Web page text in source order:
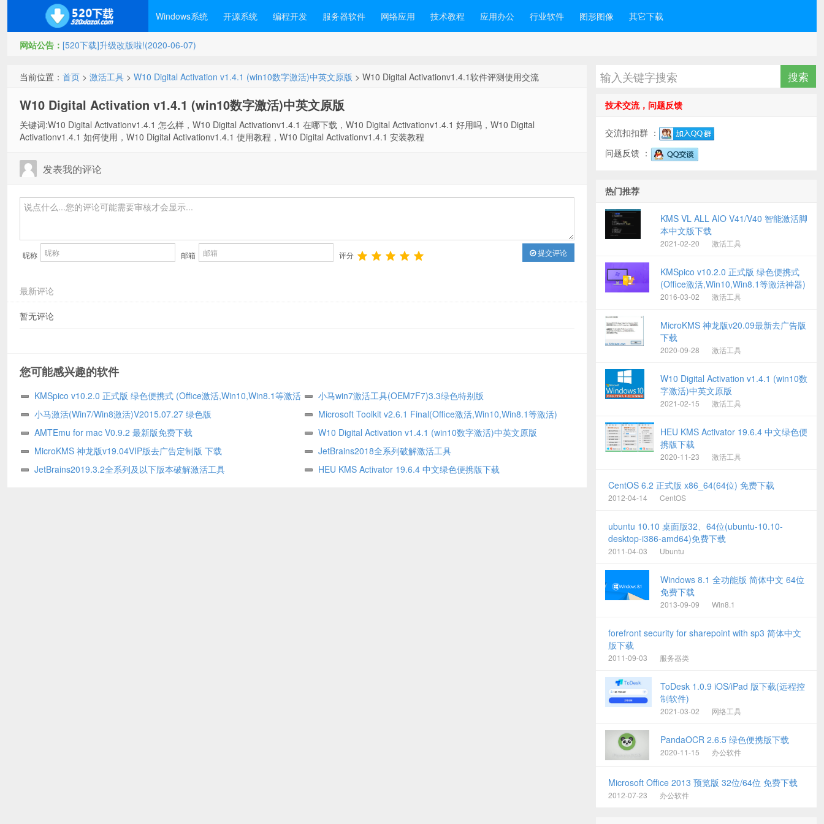
Windows系统 开源系统 编程开发 服务器软件 网络应用 技术教程 应用办公 行业软件 图形图像 其它下载
网站公告： [520下载]升级改版啦!(2020-06-07)
当前位置： 首页 > 激活工具 > W10 Digital Activation v1.4.1 (win10数字激活)中英文原版 > W10 Digital Activationv1.4.1软件评测使用交流
W10 Digital Activation v1.4.1 (win10数字激活)中英文原版
关键词:W10 Digital Activationv1.4.1 怎么样，W10 Digital Activationv1.4.1 在哪下载，W10 Digital Activationv1.4.1 好用吗，W10 Digital
Activationv1.4.1 如何使用，W10 Digital Activationv1.4.1 使用教程，W10 Digital Activationv1.4.1 安装教程
发表我的评论
昵称 邮箱 评分 提交评论
最新评论
暂无评论
您可能感兴趣的软件
KMSpico v10.2.0 正式版 绿色便携式 (Office激活,Win10,Win8.1等激活
神器)
小马win7激活工具(OEM7F7)3.3绿色特别版
小马激活(Win7/Win8激活)V2015.07.27 绿色版
Microsoft Toolkit v2.6.1 Final(Office激活,Win10,Win8.1等激活)
AMTEmu for mac V0.9.2 最新版免费下载
W10 Digital Activation v1.4.1 (win10数字激活)中英文原版
MicroKMS 神龙版v19.04VIP版去广告定制版 下载
JetBrains2018全系列破解激活工具
JetBrains2019.3.2全系列及以下版本破解激活工具
HEU KMS Activator 19.6.4 中文绿色便携版下载
技术交流，问题反馈
交流扣扣群 ：
问题反馈 ：
热门推荐
KMS VL ALL AIO V41/V40 智能激活脚
本中文版下载
2021-02-20 激活工具
KMSpico v10.2.0 正式版 绿色便携式
(Office激活,Win10,Win8.1等激活神器)
2016-03-02 激活工具
MicroKMS 神龙版v20.09最新去广告版
下载
2020-09-28 激活工具
W10 Digital Activation v1.4.1 (win10数
字激活)中英文原版
2021-02-15 激活工具
HEU KMS Activator 19.6.4 中文绿色便
携版下载
2020-11-23 激活工具
CentOS 6.2 正式版 x86_64(64位) 免费下载
2012-04-14 CentOS
ubuntu 10.10 桌面版32、64位(ubuntu-10.10-
desktop-i386-amd64)免费下载
2011-04-03 Ubuntu
Windows 8.1 全功能版 简体中文 64位
免费下载
2013-09-09 Win8.1
forefront security for sharepoint with sp3 简体中文
版下载
2011-09-03 服务器类
ToDesk 1.0.9 iOS/iPad 版下载(远程控
制软件)
2021-03-02 网络工具
PandaOCR 2.6.5 绿色便携版下载
2020-11-15 办公软件
Microsoft Office 2013 预览版 32位/64位 免费下载
2012-07-23 办公软件